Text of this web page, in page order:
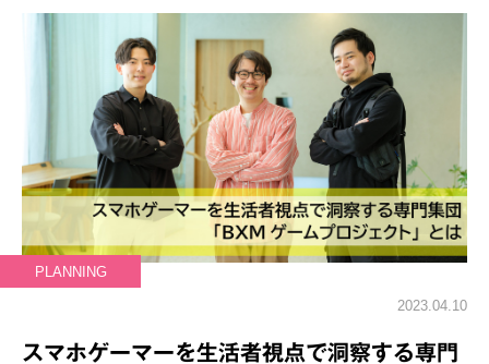
PLANNING
2023.04.10
スマホゲーマーを生活者視点で洞察する専門